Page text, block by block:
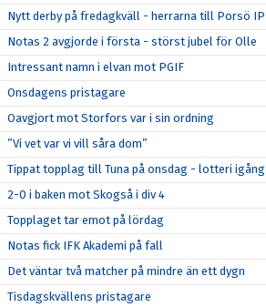
Nytt derby på fredagkväll - herrarna till Porsö IP
Notas 2 avgjorde i första - störst jubel för Olle
Intressant namn i elvan mot PGIF
Onsdagens pristagare
Oavgjort mot Storfors var i sin ordning
”Vi vet var vi vill såra dom”
Tippat topplag till Tuna på onsdag - lotteri igång
2-0 i baken mot Skogså i div 4
Topplaget tar emot på lördag
Notas fick IFK Akademi på fall
Det väntar två matcher på mindre än ett dygn
Tisdagskvällens pristagare